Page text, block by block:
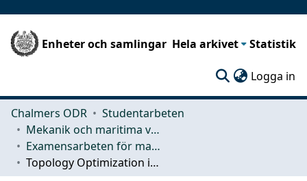
Enheter och samlingar Hela arkivet Statistik
Logga in
Chalmers ODR
Studentarbeten
Mekanik och maritima vetenskaper (M2)
Examensarbeten för masterexamen
Topology Optimization in the Design Process